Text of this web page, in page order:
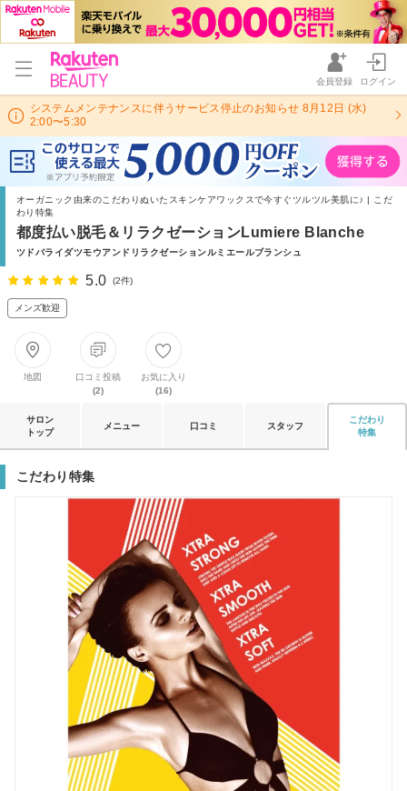
会員登録 ログイン
システムメンテナンスに伴うサービス停止のお知らせ 8月12日 (水)
2:00〜5:30
オーガニック由来のこだわりぬいたスキンケアワックスで今すぐツルツル美肌に♪ | こだ
わり特集
都度払い脱毛＆リラクゼーションLumiere Blanche
ツドバライダツモウアンドリラクゼーションルミエールブランシュ
5.0 (2件)
メンズ歓迎
地図
口コミ投稿
(2)
お気に入り
(16)
サロン
トップ
メニュー 口コミ スタッフ
こだわり
特集
こだわり特集